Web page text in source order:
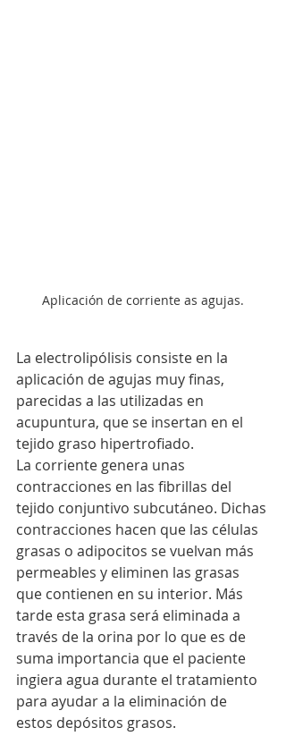
Aplicación de corriente as agujas.
La electrolipólisis consiste en la
aplicación de agujas muy finas,
parecidas a las utilizadas en
acupuntura, que se insertan en el
tejido graso hipertrofiado.
La corriente genera unas
contracciones en las fibrillas del
tejido conjuntivo subcutáneo. Dichas
contracciones hacen que las células
grasas o adipocitos se vuelvan más
permeables y eliminen las grasas
que contienen en su interior. Más
tarde esta grasa será eliminada a
través de la orina por lo que es de
suma importancia que el paciente
ingiera agua durante el tratamiento
para ayudar a la eliminación de
estos depósitos grasos.